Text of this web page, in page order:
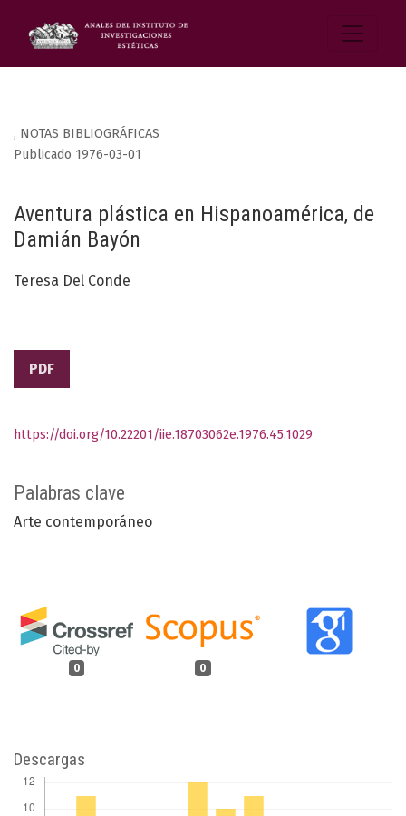
, NOTAS BIBLIOGRÁFICAS
Aventura plástica en Hispanoamérica, de
Damián Bayón
Publicado 1976-03-01
Teresa Del Conde
PDF
Palabras clave
Arte contemporáneo
0 0
https://doi.org/10.22201/iie.18703062e.1976.45.1029
Descargas